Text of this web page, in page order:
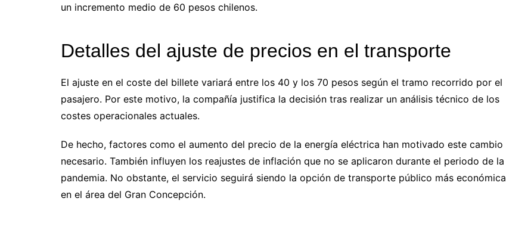
un incremento medio de 60 pesos chilenos.
Detalles del ajuste de precios en el transporte
El ajuste en el coste del billete variará entre los 40 y los 70 pesos según el tramo recorrido por el
pasajero. Por este motivo, la compañía justifica la decisión tras realizar un análisis técnico de los
costes operacionales actuales.
De hecho, factores como el aumento del precio de la energía eléctrica han motivado este cambio
necesario. También influyen los reajustes de inflación que no se aplicaron durante el periodo de la
pandemia. No obstante, el servicio seguirá siendo la opción de transporte público más económica
en el área del Gran Concepción.